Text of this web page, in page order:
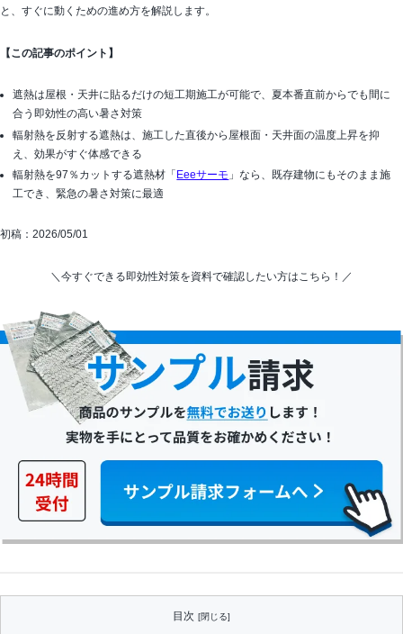
と、すぐに動くための進め方を解説します。
【この記事のポイント】
遮熱は屋根・天井に貼るだけの短工期施工が可能で、夏本番直前からでも間に
合う即効性の高い暑さ対策
輻射熱を反射する遮熱は、施工した直後から屋根面・天井面の温度上昇を抑
え、効果がすぐ体感できる
輻射熱を97％カットする遮熱材「 Eeeサーモ 」なら、既存建物にもそのまま施
工でき、緊急の暑さ対策に最適
初稿：2026/05/01
＼今すぐできる即効性対策を資料で確認したい方はこちら！／
目次